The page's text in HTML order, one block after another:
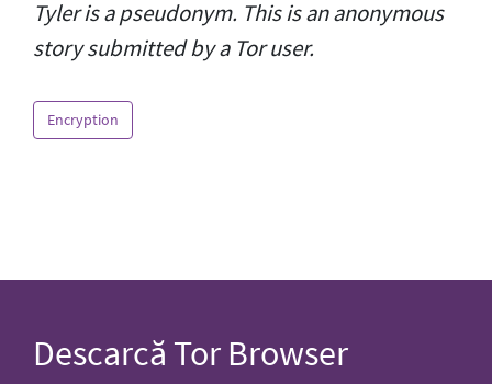
Tyler is a pseudonym. This is an anonymous
story submitted by a Tor user.
Encryption
Descarcă Tor Browser